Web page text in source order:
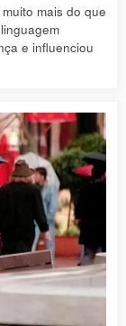
mais do que
e influenciou